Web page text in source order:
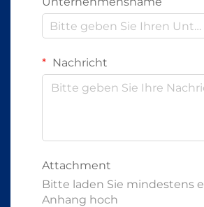
Nachricht
Attachment
Bitte laden Sie mindestens
Anhang hoch